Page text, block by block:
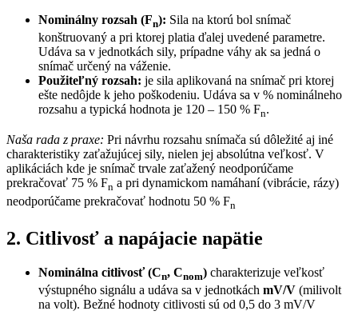
Nominálny rozsah (Fn): Sila na ktorú bol snímač
konštruovaný a pri ktorej platia ďalej uvedené parametre.
Udáva sa v jednotkách sily, prípadne váhy ak sa jedná o
snímač určený na váženie.
Použiteľný rozsah: je sila aplikovaná na snímač pri ktorej
ešte nedôjde k jeho poškodeniu. Udáva sa v % nominálneho
rozsahu a typická hodnota je 120 – 150 % Fn.
Naša rada z praxe: Pri návrhu rozsahu snímača sú dôležité aj iné
charakteristiky zaťažujúcej sily, nielen jej absolútna veľkosť. V
aplikáciách kde je snímač trvale zaťažený neodporúčame
prekračovať 75 % Fn a pri dynamickom namáhaní (vibrácie, rázy)
neodporúčame prekračovať hodnotu 50 % Fn
2. Citlivosť a napájacie napätie
Nominálna citlivosť (Cn, Cnom) charakterizuje veľkosť
výstupného signálu a udáva sa v jednotkách mV/V (milivolt
na volt). Bežné hodnoty citlivosti sú od 0,5 do 3 mV/V